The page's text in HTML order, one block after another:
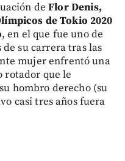
de Flor Denis,
de Tokio 2020
, en el que fue uno de
su carrera tras las
mujer enfrentó una
rotador que le
hombro derecho (su
casi tres años fuera